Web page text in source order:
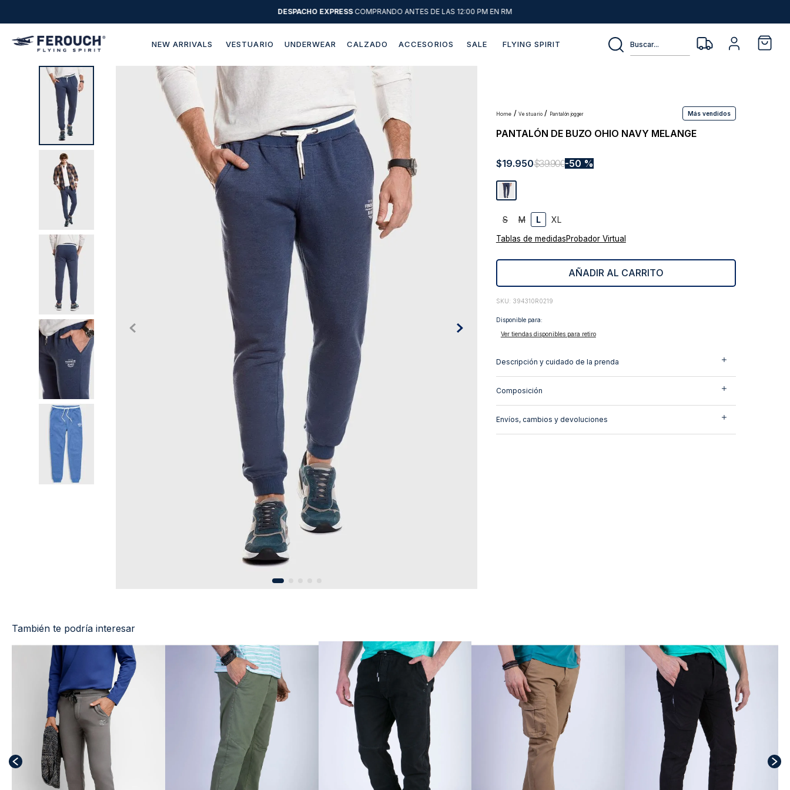
DESPACHO EXPRESSCOMPRANDO ANTES DE LAS 12:00 PM EN RM
NEW ARRIVALS VESTUARIO UNDERWEAR CALZADO ACCESORIOS SALE FLYING SPIRIT
Buscar...
vestuario pantalón jogger Más vendidos
PANTALÓN DE BUZO OHIO NAVY MELANGE
$19.950$39.900 50 %
S M L XL
Tablas de medidasProbador Virtual
AÑADIR AL CARRITO
: 394310R0219
Disponible para:
Ver tiendas disponibles para retiro
Descripción y cuidado de la prenda
Composición
Envíos, cambios y devoluciones
También te podría interesar
Términos más buscados
chaquetas
camisas
4.
pantalon
5 .
chaqueta cuero
6.
jeans
7.
chaqueta
8.
blazer
9
10